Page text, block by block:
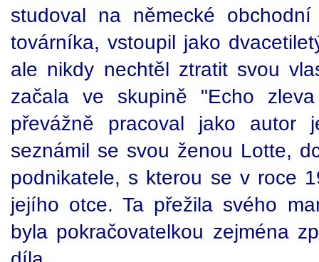
studoval na německé
továrníka, vstoupil jako
ale nikdy nechtěl ztratit svou
začala ve skupině "Echo
převážně pracoval jako
seznámil se svou ženou Lotte,
podnikatele, s kterou se v roce
jejího otce. Ta přežila svého
byla pokračovatelkou zejména